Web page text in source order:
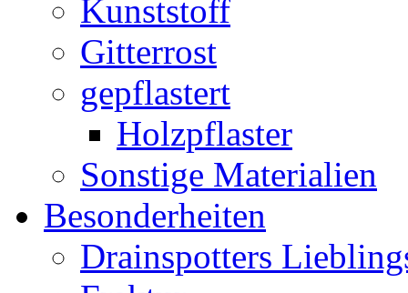
Kunststoff
Gitterrost
gepflastert
Holzpflaster
Sonstige Materialien
Besonderheiten
Drainspotters